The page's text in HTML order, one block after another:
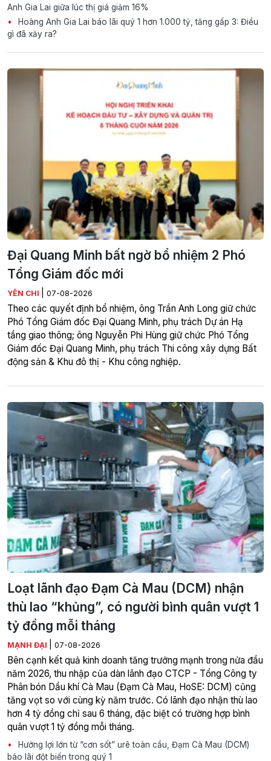
Anh Gia Lai giữa lúc thị giá giảm 16%
Hoàng Anh Gia Lai báo lãi quý 1 hơn 1.000 tỷ, tăng gấp 3: Điều
gì đã xảy ra?
Đại Quang Minh bất ngờ bổ nhiệm 2 Phó
Tổng Giám đốc mới
YÊN CHI 07-08-2026
Theo các quyết định bổ nhiệm, ông Trần Anh Long giữ chức
Phó Tổng Giám đốc Đại Quang Minh, phụ trách Dự án Hạ
tầng giao thông; ông Nguyễn Phi Hùng giữ chức Phó Tổng
Giám đốc Đại Quang Minh, phụ trách Thi công xây dựng Bất
động sản & Khu đô thị - Khu công nghiệp.
Loạt lãnh đạo Đạm Cà Mau (DCM) nhận
thù lao “khủng”, có người bình quân vượt 1
tỷ đồng mỗi tháng
MẠNH ĐẠI 07-08-2026
Bên cạnh kết quả kinh doanh tăng trưởng mạnh trong nửa đầu
năm 2026, thu nhập của dàn lãnh đạo CTCP - Tổng Công ty
Phân bón Dầu khí Cà Mau (Đạm Cà Mau, HoSE: DCM) cũng
tăng vọt so với cùng kỳ năm trước. Có lãnh đạo nhận thù lao
hơn 4 tỷ đồng chỉ sau 6 tháng, đặc biệt có trường hợp bình
quân vượt 1 tỷ đồng mỗi tháng.
Hưởng lợi lớn từ “cơn sốt” urê toàn cầu, Đạm Cà Mau (DCM)
báo lãi đột biến trong quý 1